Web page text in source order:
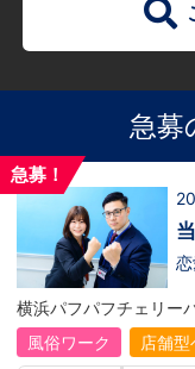
急募
急募！
横浜パフパフチェリー
風俗ワーク
店舗型